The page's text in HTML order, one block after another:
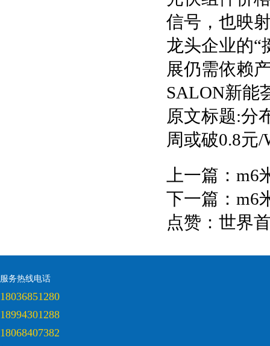
信号，也映
龙头企业的“
展仍需依赖
SALON新能
原文标题:分
周或破0.8元/
上一篇： m6
下一篇： m6
点赞：世界
服务热线电话
18036851280
18994301288
18068407382